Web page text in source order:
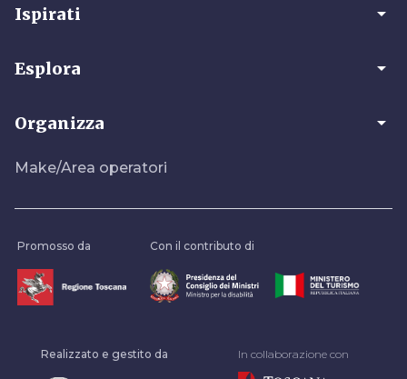
Ispirati arrow_drop_down
Esplora arrow_drop_down
Organizza arrow_drop_down
Make/Area operatori
Promosso da Con il contributo di
Realizzato e gestito da In collaborazione con